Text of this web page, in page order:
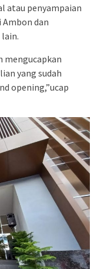
atau penyampaian
Ambon dan
mengucapkan
yang sudah
opening,”ucap